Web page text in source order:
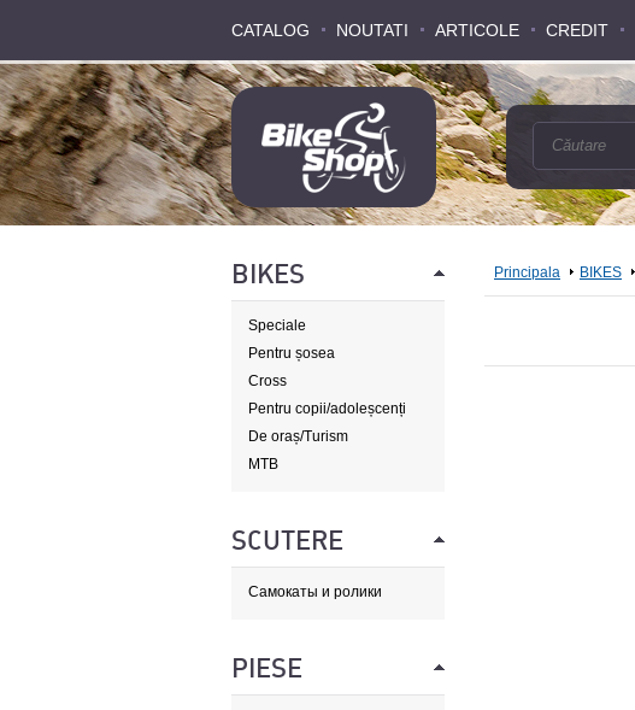
CATALOG NOUTATI ARTICOLE CREDIT
CATALOG NOUTATI ARTICOLE CREDIT
BIKES
Speciale
Pentru șosea
Cross
Pentru copii/adoleșcenți
De oraș/Turism
MTB
SCUTERE
Самокаты и ролики
PIESE
Principala BIKES